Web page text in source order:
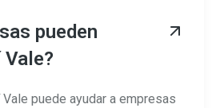
pueden
puede ayudar a empresas